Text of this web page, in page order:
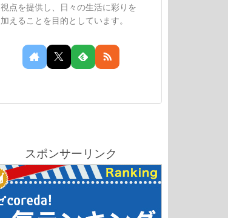
視点を提供し、日々の生活に彩りを
加えることを目的としています。
スポンサーリンク